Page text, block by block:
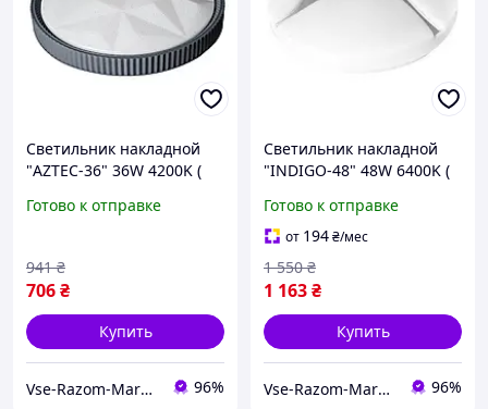
Светильник накладной
"AZTEC-36" 36W 4200K (
Готово к отправке
706₴
941 ₴
Купить
Vse-Razom-Market 96%
Светильник накладной
"INDIGO-48" 48W 6400K (
Готово к отправке
от 194₴/мес
1 163₴
1 550 ₴
Купить
Vse-Razom-Market 96%